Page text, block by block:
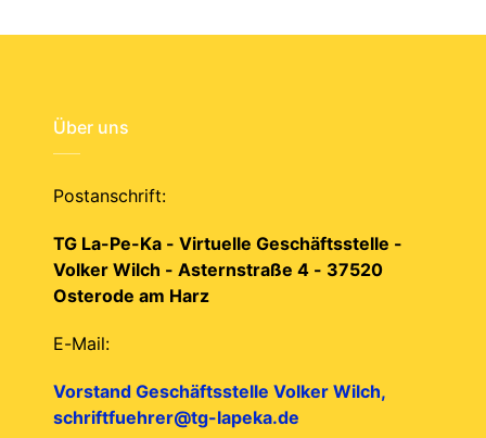
Über uns
Postanschrift:
TG La-Pe-Ka - Virtuelle Geschäftsstelle -
Volker Wilch - Asternstraße 4 - 37520
Osterode am Harz
E-Mail:
Vorstand Geschäftsstelle Volker Wilch,
schriftfuehrer@tg-lapeka.de